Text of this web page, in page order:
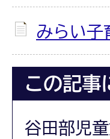
みらい子
この記事
谷田部児